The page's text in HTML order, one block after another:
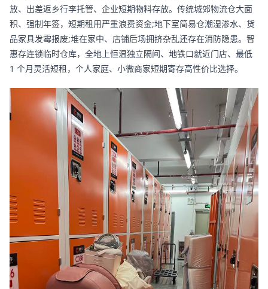
放、出差返乡行李托管、企业短期物料存放。传统城郊物流仓大面
积、强制年签，短期租用严重浪费资金;地下室简易仓潮湿渗水、货
品家具发霉报废;堆在家中、店铺后场拥挤杂乱还存在消防隐患。智
惠存连锁临时仓库，全地上恒温独立隔间、地铁口就近门店、最低
1 个月灵活短租，个人家庭、小微商家短期寄存高性价比选择。